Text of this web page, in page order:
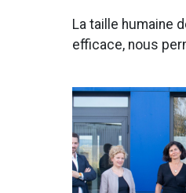
La taille humaine
efficace, nous